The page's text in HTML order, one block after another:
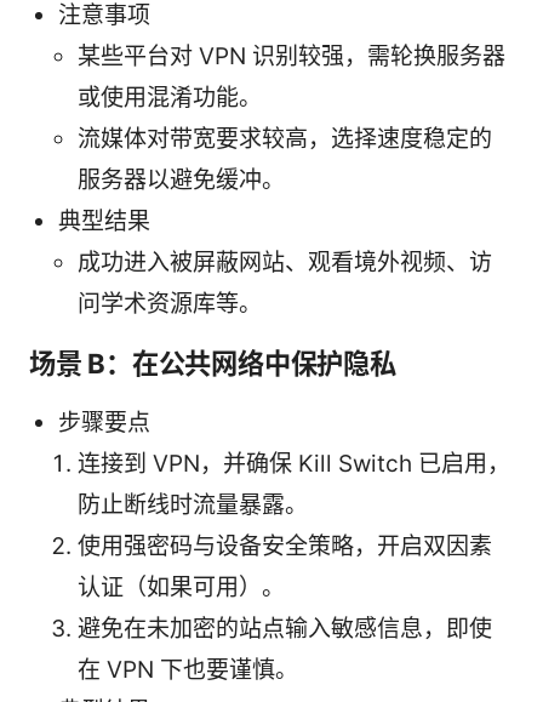
注意事项
某些平台对 VPN 识别较强，需轮换服务器
或使用混淆功能。
流媒体对带宽要求较高，选择速度稳定的
服务器以避免缓冲。
典型结果
成功进入被屏蔽网站、观看境外视频、访
问学术资源库等。
场景 B：在公共网络中保护隐私
步骤要点
连接到 VPN，并确保 Kill Switch 已启用，
防止断线时流量暴露。
使用强密码与设备安全策略，开启双因素
认证（如果可用）。
避免在未加密的站点输入敏感信息，即使
在 VPN 下也要谨慎。